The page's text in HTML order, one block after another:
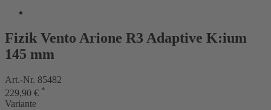
Fizik Vento Arione R3 Adaptive K:ium
145 mm
Art.-Nr. 85482
229,90 € *
Variante